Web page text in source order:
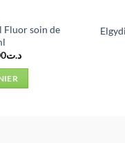
Fluor soin de
د.تLe